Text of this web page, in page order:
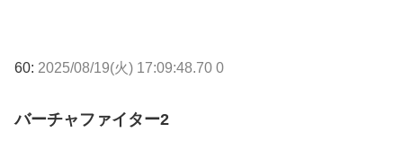
60: 2025/08/19(火) 17:09:48.70 0
バーチャファイター2